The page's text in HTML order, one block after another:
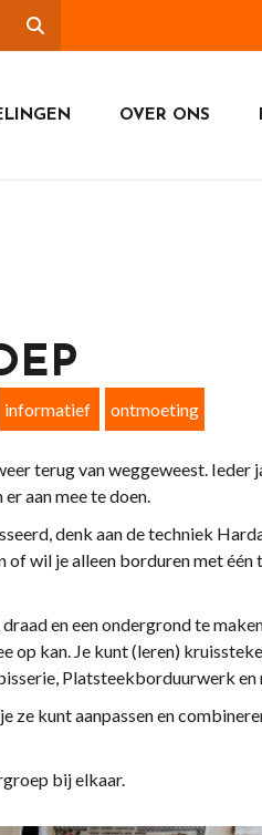
OVER ONS
informatief ontmoeting
terug van weggeweest. Ieder
aan mee te doen.
denk aan de techniek
wil je alleen borduren met één
en een ondergrond te
op kan. Je kunt (leren)
Platsteekborduurwerk en
ze kunt aanpassen en
bij elkaar.